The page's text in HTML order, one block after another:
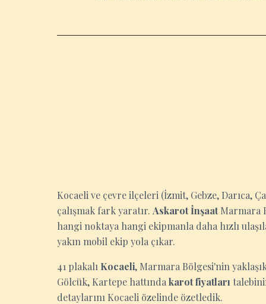
Kocaeli ve çevre ilçeleri (İzmit, Gebze, Darıca,
çalışmak fark yaratır. Askarot İnşaatMarmara
hangi noktaya hangi ekipmanla daha hızlı
yakın mobil ekip yola çıkar.
41 plakalı Kocaeli, Marmara Bölgesi'nin
Gölcük, Kartepe hattında karot fiyatları
detaylarını Kocaeli özelinde özetledik.